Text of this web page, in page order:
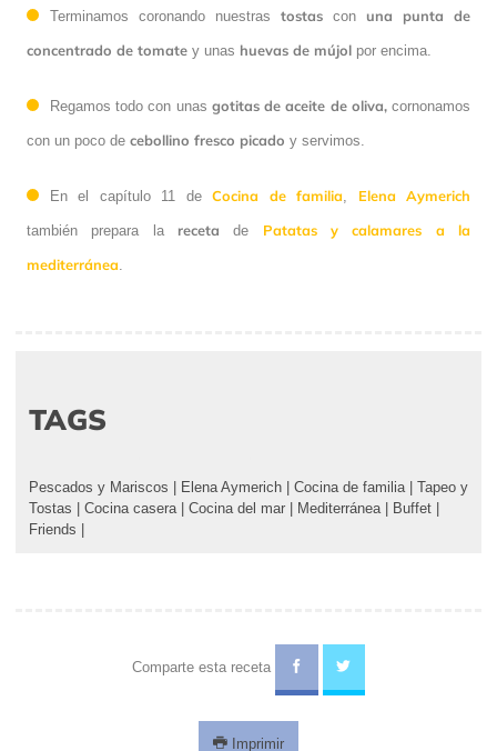
Terminamos coronando nuestras tostas con una punta de
concentrado de tomate y unas huevas de mújol por encima.
Regamos todo con unas gotitas de aceite de oliva,cornonamos
con un poco de cebollino fresco picado y servimos.
En el capítulo 11 deCocina de familia Elena Aymerich
también prepara la receta de Patatas y calamares a la
mediterránea
TAGS
Pescados y Mariscos Elena Aymerich Cocina de familia
Tapeo y
Tostas
Cocina casera Cocina del mar Mediterránea Buffet
Friends
Comparte esta receta
Imprimir